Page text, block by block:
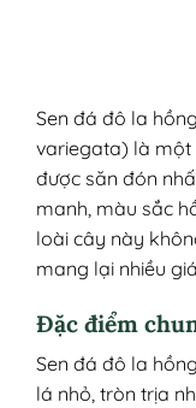
Sen đá đô la
variegata) là một
được săn đón
manh, màu sắc
loài cây này
mang lại nhiều
Đặc điểm
Sen đá đô la
lá nhỏ, tròn trịa